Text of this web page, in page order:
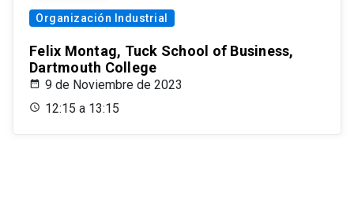
Organización Industrial
Felix Montag, Tuck School of Business,
Dartmouth College
9 de Noviembre de 2023
12:15 a 13:15